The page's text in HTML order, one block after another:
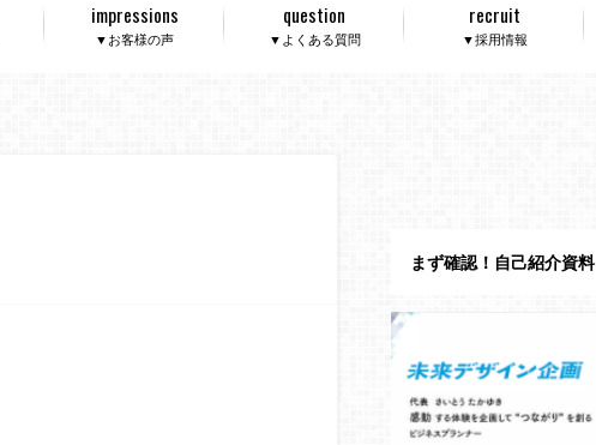
▼お客様の声
impressions
▼よくある質問
question
▼採用情報
recruit
まず確認！自己紹介資料